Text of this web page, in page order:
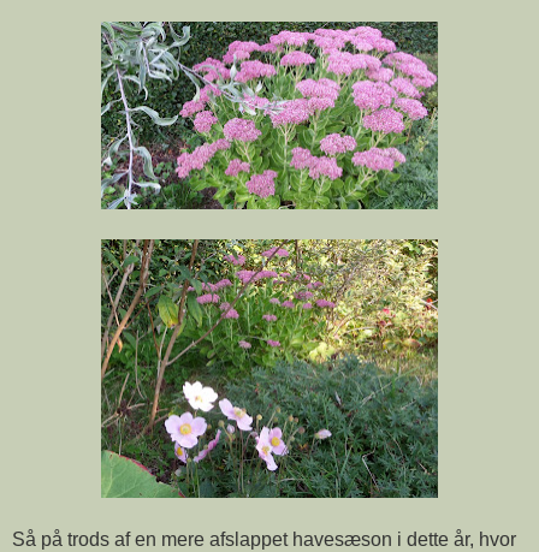
Så på trods af en mere afslappet havesæson i dette år, hvor